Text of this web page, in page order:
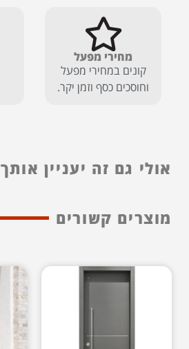
מחירי מפעל
קונים במחירי מפעל
וחוסכים כסף וזמן יקר.
אולי גם זה יעניין אותך
מוצרים קשורים